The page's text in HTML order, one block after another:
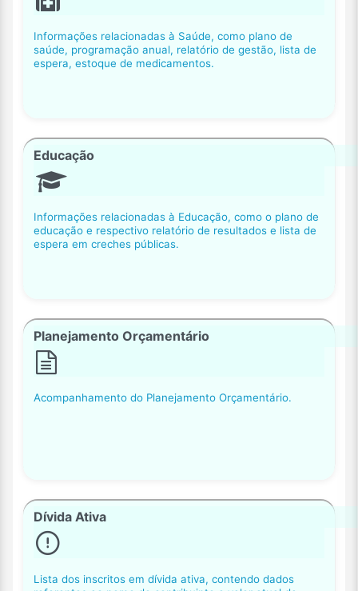
Informações relacionadas à Saúde, como plano de
saúde, programação anual, relatório de gestão, lista de
espera, estoque de medicamentos.
Educação
Informações relacionadas à Educação, como o plano de
educação e respectivo relatório de resultados e lista de
espera em creches públicas.
Planejamento Orçamentário
Acompanhamento do Planejamento Orçamentário.
Dívida Ativa
Lista dos inscritos em dívida ativa, contendo dados